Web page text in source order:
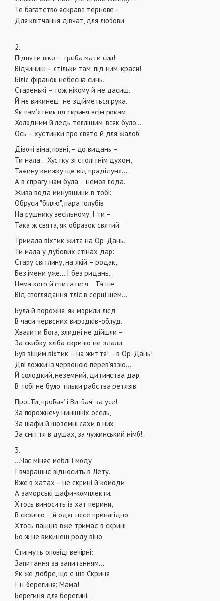
Те багатство яскраве тернове –
Для квітчання дівчат, для любови.
2.
Підняти віко – треба мати сил!
Відчиниш – стільки там, під ним, краси!
Біліє фіранóк небесна синь.
Старенькі – тож нікому й не дасиш.
Й не викинеш: не здійметься рука.
Як пам’ятник ця скриня всім рокам,
Холодним й ледь теплішим, всяк було...
Ось – хустинки про свято й для жалоб.
Дівочі віна, повні, – до видань –
Ти мала… Хустку зі столітнім духом,
Таємну книжку ще від прадідуня…
А в спрагу нам була – немов вода.
Жива вода минувшини в тобі:
Обруси "біллю", пара голубів
На рушнику весільному. І ти –
Така ж свята, як образок святий.
Тримала віхтик жита на Ор-Дань.
Ти мала у дубових стінах дар:
Стару світлину, на якій – родак,
Без імени уже… І без ридань...
Нема кого й спитатися… Та ще
Від споглядання тліє в серці щем…
Була й порожня, як морили люд
В часи червоних виродків-облуд.
Хвалити Бога, злидні не дійшли –
За скибку хліба скриню не здали.
Був віщим віхтик – на життя! – в Ор-Дань!
Дві ложки із червоною перев’яззю…
Й солодкий, неземний, дитинства дар.
В тобі не було тільки рабства ретязів.
ПросТи, проБач’ і Ви-бач’ за усе!
За порожнечу нинішніх осель,
За шафи й іноземні лахи в них,
За сміття в душах, за чужинський німб!..
3.
…Час міняє меблі і моду
І вчорашнє відносить в Лету.
Вже в хатах – не скрині й комоди,
А заморські шафи-комплекти.
Хтось виносить із хат перини,
В скриню – й одяг несе принагідно.
Хтось пашню вже тримає в скрині,
Бо ж не викинеш роду віно.
Стигнуть оповіді вечірні:
Запитання за запитанням...
Як же добре, що є ще Скриня
І її берегиня: Мама!
Берегиня для берегині…